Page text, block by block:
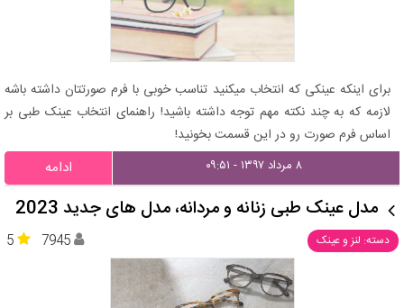
برای اینکه عینکی که انتخاب میکنید تناسب خوبی با فرم صورتتان داشته باشه
لازمه که به چند نکته مهم توجه داشته باشید! راهنمای انتخاب عینک طبی بر
اساس فرم صورت رو در این قسمت بخونید!
۸ مرداد ۱۳۹۷ - ۰۹:۵۱ ادامه
مدل عینک طبی زنانه و مردانه، مدل های جدید 2023
دسته: لنز و عینک 5 7945